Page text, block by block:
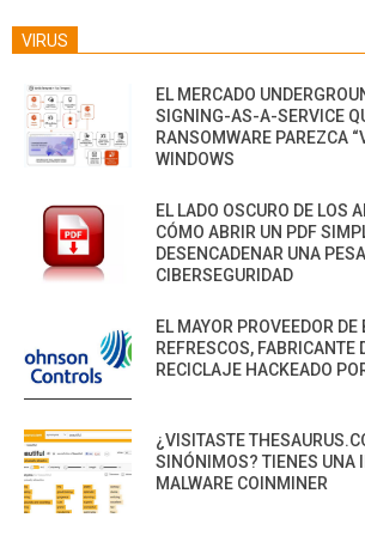
VIRUS
EL MERCADO
SIGNING-AS-A-SERVICE
RANSOMWARE PAREZCA
WINDOWS
EL LADO OSCURO DE LOS
CÓMO ABRIR UN PDF
DESENCADENAR UNA
CIBERSEGURIDAD
EL MAYOR PROVEEDOR DE
REFRESCOS, FABRICANTE
RECICLAJE HACKEADO
¿VISITASTE
SINÓNIMOS? TIENES UNA
MALWARE COINMINER